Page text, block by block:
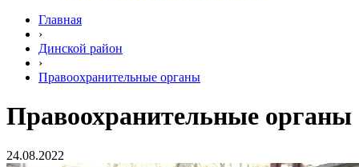
Главная
›
Динской район
›
Правоохранительные органы
Правоохранительные органы
24.08.2022